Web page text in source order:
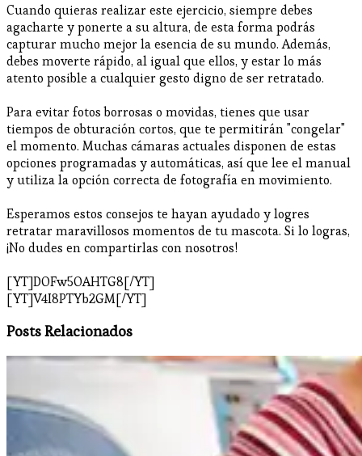
Cuando quieras realizar este ejercicio, siempre debes
agacharte y ponerte a su altura, de esta forma podrás
capturar mucho mejor la esencia de su mundo. Además,
debes moverte rápido, al igual que ellos, y estar lo más
atento posible a cualquier gesto digno de ser retratado.
Para evitar fotos borrosas o movidas, tienes que usar
tiempos de obturación cortos, que te permitirán "congelar"
el momento. Muchas cámaras actuales disponen de estas
opciones programadas y automáticas, así que lee el manual
y utiliza la opción correcta de fotografía en movimiento.
Esperamos estos consejos te hayan ayudado y logres
retratar maravillosos momentos de tu mascota. Si lo logras,
¡No dudes en compartirlas con nosotros!
[YT]DOFw5OAHTG8[/YT]
[YT]V4I8PTYb2GM[/YT]
Posts Relacionados